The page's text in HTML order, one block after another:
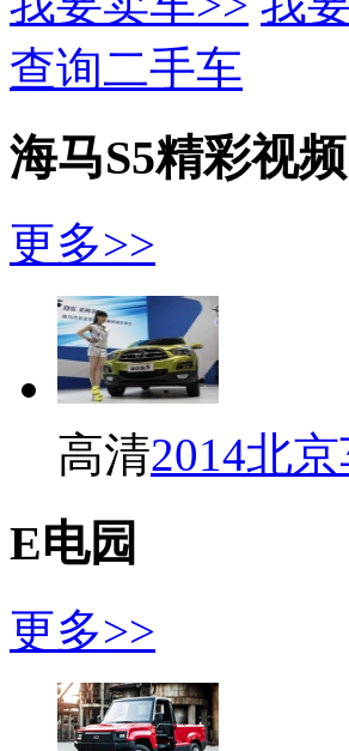
查询二手车
海马S5精彩视频
更多>>
高清2014北
E电园
更多>>